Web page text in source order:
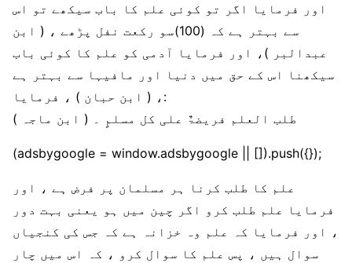
اور فرمایا اگر تو کوئی علم کا باب سیکھے تو اس
سے بہتر ہے کہ (100)سو رکعت نفل پڑھے ، ( ابن
عبدالبر )، اور فرمایا آدمی کو علم کا کوئی باب
سیکھنا اس کے حق میں دنیا اور مافیہا سے بہتر ہے
، ( ابن حبان ) ، فرمایا:
طلب العلم فریضۃٌ علی کل مسلمٍ ۔ ( ابن ماجہ )
(adsbygoogle = window.adsbygoogle || []).push({});
علم کا طلب کرنا ہر مسلمان پر فرض ہے ، اور
فرمایا علم طلب کرو اگر چین میں ہو یعنی بہت دور
، اور فرمایا کہ علم وہ خزانہ ہے کہ جس کی کنجیاں
سوال ہیں ، پس علم کا سوال کرو ، کہ اس میں چار